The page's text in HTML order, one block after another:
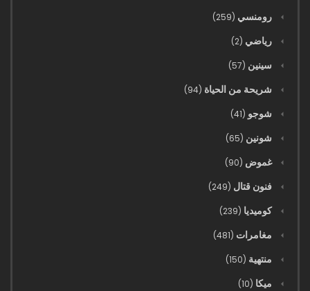
رومنسي (259)
رياضي (2)
سينين (57)
شريحة من الحياة (94)
شوجو (41)
شونين (65)
غموض (90)
فنون قتال (249)
كوميديا (239)
مغامرات (481)
منتهية (150)
ميكا (10)